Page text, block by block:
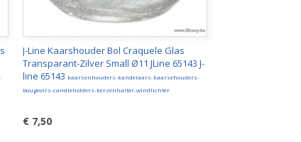
J-Line Kaarshouder Bol Craquele Glas
Transparant-Zilver Small Ø11 JLine 65143 J-
line 65143 kaarsenhouders-kandelaars-kaarsehouders-
bougeoirs-candleholders-kerzenhalter-windlichter
€ 7,50